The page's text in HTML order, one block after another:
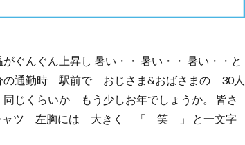
んぐん上昇し 暑い・・ 暑い・・ 暑い・・と
の通勤時 駅前で おじさま&おばさまの 30人
じくらいか もう少しお年でしょうか。 皆さ
ャツ 左胸には 大きく 「 笑 」 と一文字